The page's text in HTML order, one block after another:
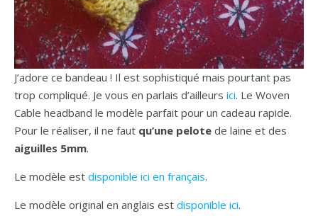
J’adore ce bandeau ! Il est sophistiqué mais pourtant pas
trop compliqué. Je vous en parlais d’ailleurs ici. Le Woven
Cable headband le modèle parfait pour un cadeau rapide.
Pour le réaliser, il ne faut qu’une pelote de laine et des
aiguilles 5mm.
Le modèle est disponible ici en français.
Le modèle original en anglais est disponible ici.